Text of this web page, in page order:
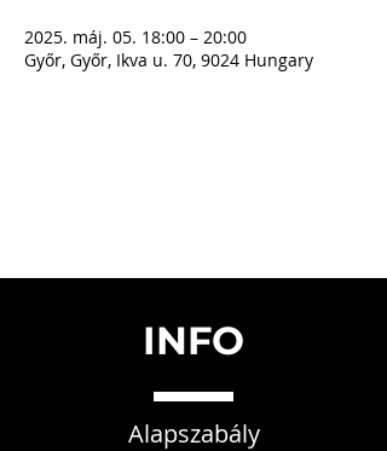
2025. máj. 05. 18:00 – 20:00
Győr, Győr, Ikva u. 70, 9024 Hungary
INFO
Alapszabály